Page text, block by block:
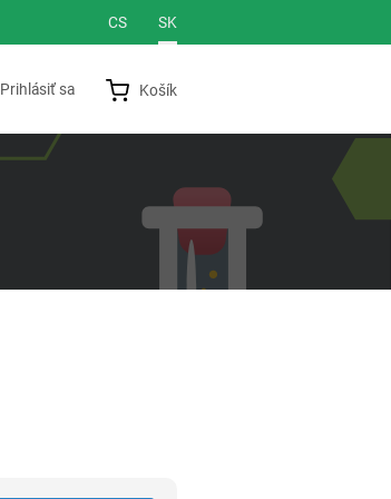
Jazyková verzia
CS SK
Prihlásiť sa Košík